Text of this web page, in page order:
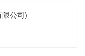
公司)